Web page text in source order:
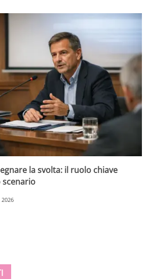
la svolta: il ruolo chiave
scenario